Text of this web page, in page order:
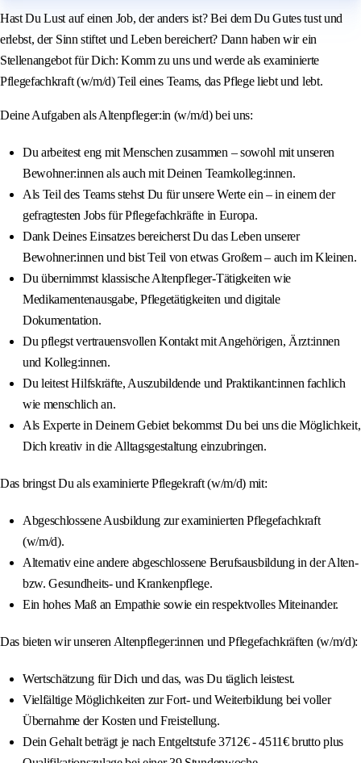
Hast Du Lust auf einen Job, der anders ist? Bei dem Du Gutes tust und
erlebst, der Sinn stiftet und Leben bereichert? Dann haben wir ein
Stellenangebot für Dich: Komm zu uns und werde als examinierte
Pflegefachkraft (w/m/d) Teil eines Teams, das Pflege liebt und lebt.
Deine Aufgaben als Altenpfleger:in (w/m/d) bei uns:
Du arbeitest eng mit Menschen zusammen – sowohl mit unseren
Bewohner:innen als auch mit Deinen Teamkolleg:innen.
Als Teil des Teams stehst Du für unsere Werte ein – in einem der
gefragtesten Jobs für Pflegefachkräfte in Europa.
Dank Deines Einsatzes bereicherst Du das Leben unserer
Bewohner:innen und bist Teil von etwas Großem – auch im Kleinen.
Du übernimmst klassische Altenpfleger-Tätigkeiten wie
Medikamentenausgabe, Pflegetätigkeiten und digitale
Dokumentation.
Du pflegst vertrauensvollen Kontakt mit Angehörigen, Ärzt:innen
und Kolleg:innen.
Du leitest Hilfskräfte, Auszubildende und Praktikant:innen fachlich
wie menschlich an.
Als Experte in Deinem Gebiet bekommst Du bei uns die Möglichkeit,
Dich kreativ in die Alltagsgestaltung einzubringen.
Das bringst Du als examinierte Pflegekraft (w/m/d) mit:
Abgeschlossene Ausbildung zur examinierten Pflegefachkraft
(w/m/d).
Alternativ eine andere abgeschlossene Berufsausbildung in der Alten-
bzw. Gesundheits- und Krankenpflege.
Ein hohes Maß an Empathie sowie ein respektvolles Miteinander.
Das bieten wir unseren Altenpfleger:innen und Pflegefachkräften (w/m/d):
Wertschätzung für Dich und das, was Du täglich leistest.
Vielfältige Möglichkeiten zur Fort- und Weiterbildung bei voller
Übernahme der Kosten und Freistellung.
Dein Gehalt beträgt je nach Entgeltstufe 3712€ - 4511€ brutto plus